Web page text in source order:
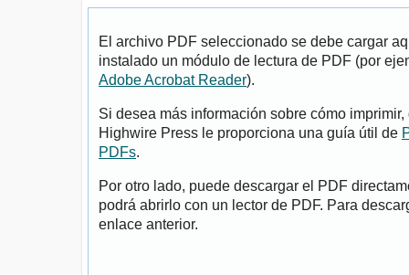
El archivo PDF seleccionado se debe cargar
instalado un módulo de lectura de PDF (por
Adobe Acrobat Reader).
Si desea más información sobre cómo
Highwire Press le proporciona una guía útil de
PDFs.
Por otro lado, puede descargar el PDF
podrá abrirlo con un lector de PDF. Para
enlace anterior.